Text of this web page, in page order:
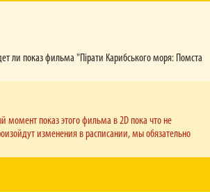
ли показ фильма "Пірати Карибського моря: Помста
момент показ этого фильма в 2D пока что не
изменения в расписании, мы обязательно